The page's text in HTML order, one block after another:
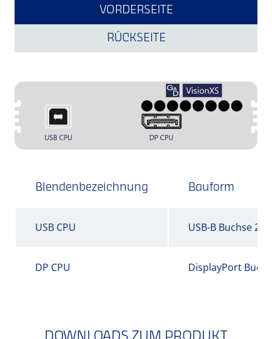
VORDERSEITE
RÜCKSEITE
Blendenbezeichnung Bauform
USB CPU USB-B Buchse 2.0
DP CPU DisplayPort